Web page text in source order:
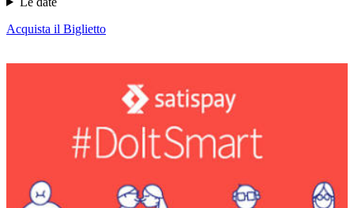
Acquista il Biglietto